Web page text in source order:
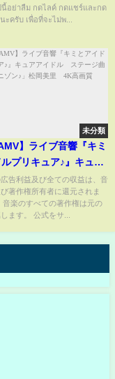
อย่าลืม กดไลค์ กดแชร์และกด
ะครับ เพื่อที่จะไม่พ...
未分類
】ライブ音響『キミ
プリキュア♪』キュア
ステージ曲「笑顔の
」松岡美里 4K高画質
広告利益及び全ての収益は、音
著作権所有者に還元されま
音楽のすべての著作権は元の
ます。 公式をサ...